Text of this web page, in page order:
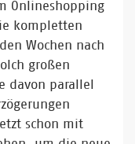
Onlineshopping
kompletten
Wochen nach
großen
davon parallel
schon mit